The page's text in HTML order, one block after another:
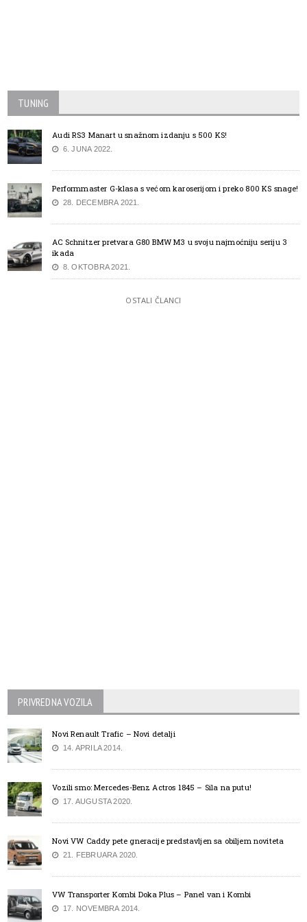
TUNING
Audi RS3 Manart u snažnom izdanju s 500 KS!
6. JUNA 2022.
Performmaster G-klasa s većom karoserijom i preko 800 KS snage!
28. DECEMBRA 2021.
AC Schnitzer pretvara G80 BMW M3 u svoju najmoćniju seriju 3
ikada
8. OKTOBRA 2021.
OSTALI ČLANCI
PRIVREDNA VOZILA
Novi Renault Trafic – Novi detalji
14. APRILA 2014.
Vozili smo: Mercedes-Benz Actros 1845 – Sila na putu!
17. AUGUSTA 2020.
Novi VW Caddy pete gneracije predstavljen sa obiljem noviteta
21. FEBRUARA 2020.
VW Transporter Kombi Doka Plus – Panel van i Kombi
17. NOVEMBRA 2014.